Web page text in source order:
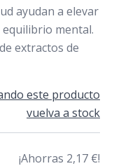
ayudan a elevar
mental.
extractos de
este producto
vuelva a stock
¡Ahorras 2,17 €!